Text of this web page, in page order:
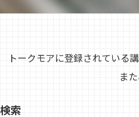
トークモアに登録されている
ま
索